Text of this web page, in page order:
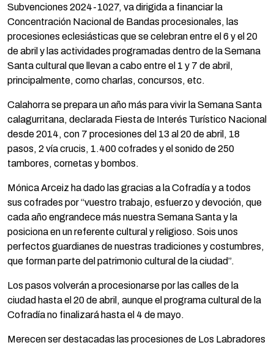
Subvenciones 2024-1027, va dirigida a financiar la
Concentración Nacional de Bandas procesionales, las
procesiones eclesiásticas que se celebran entre el 6 y el 20
de abril y las actividades programadas dentro de la Semana
Santa cultural que llevan a cabo entre el 1 y 7 de abril,
principalmente, como charlas, concursos, etc.
Calahorra se prepara un año más para vivir la Semana Santa
calagurritana, declarada Fiesta de Interés Turístico Nacional
desde 2014, con 7 procesiones del 13 al 20 de abril, 18
pasos, 2 vía crucis, 1.400 cofrades y el sonido de 250
tambores, cornetas y bombos.
Mónica Arceiz ha dado las gracias a la Cofradía y a todos
sus cofrades por “vuestro trabajo, esfuerzo y devoción, que
cada año engrandece más nuestra Semana Santa y la
posiciona en un referente cultural y religioso. Sois unos
perfectos guardianes de nuestras tradiciones y costumbres,
que forman parte del patrimonio cultural de la ciudad”.
Los pasos volverán a procesionarse por las calles de la
ciudad hasta el 20 de abril, aunque el programa cultural de la
Cofradía no finalizará hasta el 4 de mayo.
Merecen ser destacadas las procesiones de Los Labradores